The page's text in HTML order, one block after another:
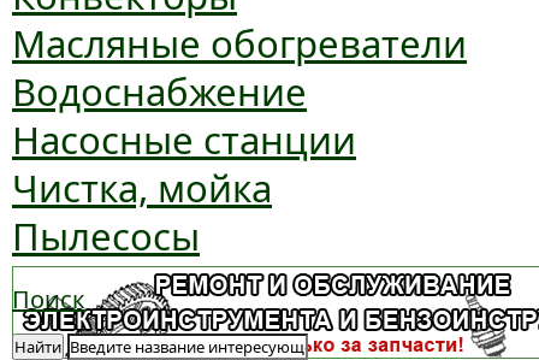
Масляные обогреватели
Водоснабжение
Насосные станции
Чистка, мойка
Пылесосы
Поиск
Найти